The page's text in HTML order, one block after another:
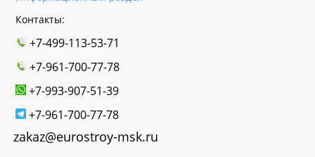
Контакты:
+7-499-113-53-71
+7-961-700-77-78
+7-993-907-51-39
+7-961-700-77-78
zakaz@eurostroy-msk.ru